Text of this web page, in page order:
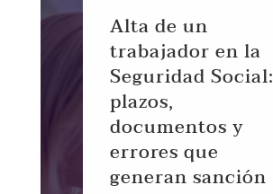
Alta de un
trabajador en la
Seguridad Social:
plazos,
documentos y
errores que
generan sanción